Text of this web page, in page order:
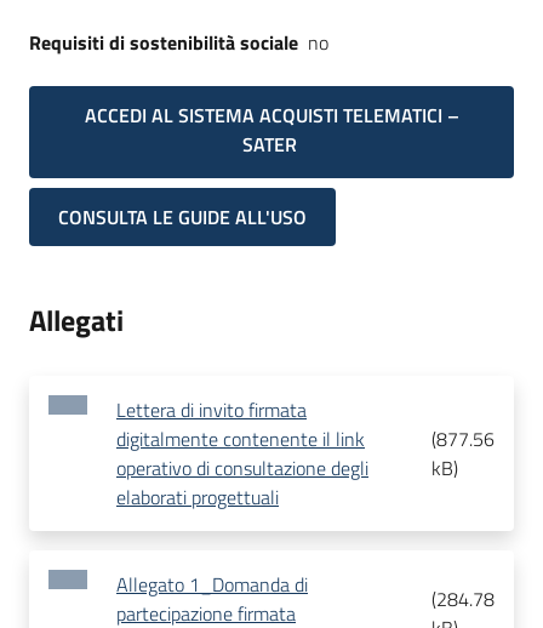
Requisiti di sostenibilità sociale no
ACCEDI AL SISTEMA ACQUISTI TELEMATICI –
SATER
CONSULTA LE GUIDE ALL'USO
Allegati
Lettera di invito firmata
digitalmente contenente il link
operativo di consultazione degli
elaborati progettuali
(877.56
kB)
Allegato 1_Domanda di
partecipazione firmata
(284.78